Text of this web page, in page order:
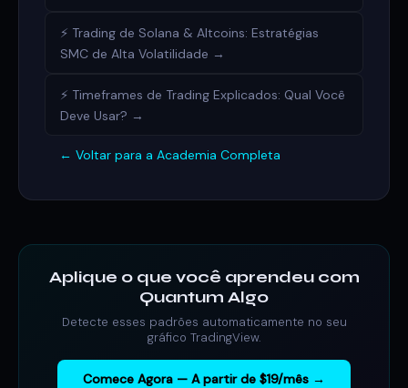
⚡ Trading de Solana & Altcoins: Estratégias
SMC de Alta Volatilidade →
⚡ Timeframes de Trading Explicados: Qual Você
Deve Usar? →
← Voltar para a Academia Completa
Aplique o que você aprendeu com
Quantum Algo
Detecte esses padrões automaticamente no seu
gráfico TradingView.
Comece Agora — A partir de $19/mês →